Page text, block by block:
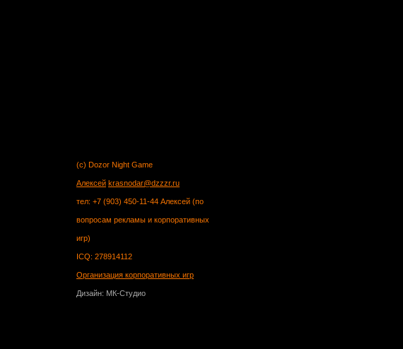
(c) Dozor Night Game
Алексей krasnodar@dzzzr.ru
тел: +7 (903) 450-11-44 Алексей (по
вопросам рекламы и корпоративных
игр)
ICQ: 278914112
Организация корпоративных игр
Дизайн: МК-Студио